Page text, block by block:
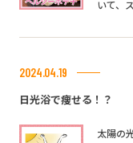
いて、
2024.04.19
日光浴で痩せる！？
太陽の